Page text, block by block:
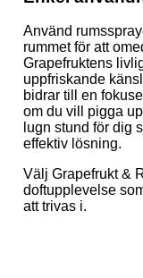
Använd
rummet för att
Grapefruktens
uppfriskande
bidrar till en
om du vill pigga
lugn stund för dig
effektiv lösning.
Välj Grapefrukt &
doftupplevelse
att trivas i.